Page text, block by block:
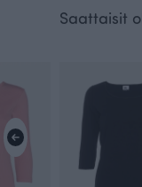
Saattaisit